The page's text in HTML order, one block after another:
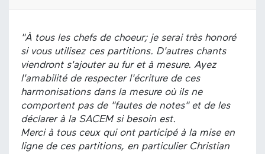
"À tous les chefs de choeur; je serai très honoré
si vous utilisez ces partitions. D'autres chants
viendront s'ajouter au fur et à mesure. Ayez
l'amabilité de respecter l'écriture de ces
harmonisations dans la mesure où ils ne
comportent pas de "fautes de notes" et de les
déclarer à la SACEM si besoin est.
Merci à tous ceux qui ont participé à la mise en
ligne de ces partitions, en particulier Christian